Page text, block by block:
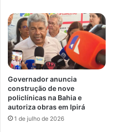
Governador anuncia
construção de nove
policlínicas na Bahia e
autoriza obras em Ipirá
1 de julho de 2026